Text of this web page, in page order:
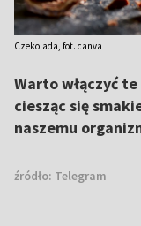
Czekolada, fot. canva
Warto włączyć
ciesząc się
naszemu
źródło: Telegram